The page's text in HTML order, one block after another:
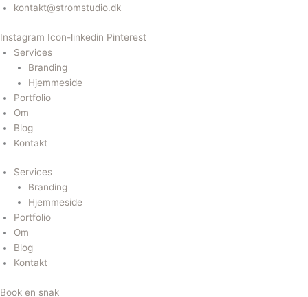
Gå
indholdet
kontakt@stromstudio.dk
Instagram Icon-linkedin Pinterest
Services
Branding
Hjemmeside
Portfolio
Om
Blog
Kontakt
Services
Branding
Hjemmeside
Portfolio
Om
Blog
Kontakt
Book en snak